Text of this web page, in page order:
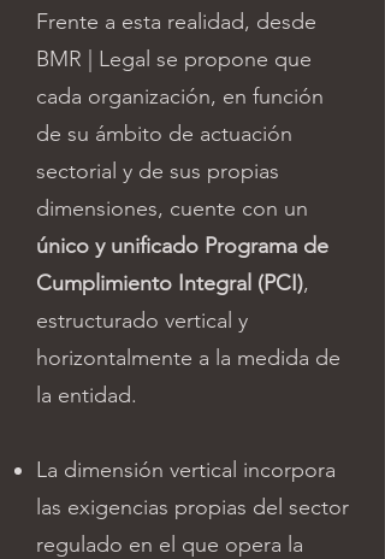
Frente a esta realidad, desde
BMR | Legal se propone que
cada organización, en función
de su ámbito de actuación
sectorial y de sus propias
dimensiones, cuente con un
único y unificado Programa de
Cumplimiento Integral (PCI),
estructurado vertical y
horizontalmente a la medida de
la entidad.
La dimensión vertical incorpora
las exigencias propias del sector
regulado en el que opera la